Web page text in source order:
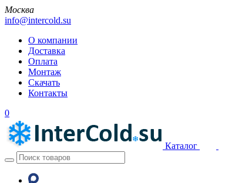
Москва
info@intercold.su
О компании
Доставка
Оплата
Монтаж
Скачать
Контакты
0
Каталог